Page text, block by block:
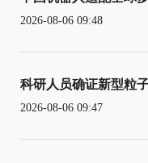
2026-08-06 09:48
科研人员确证新型粒
2026-08-06 09:47